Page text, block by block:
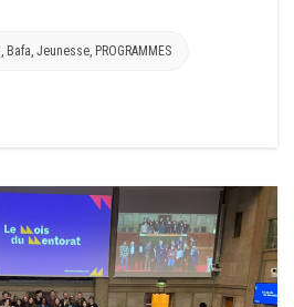
, Bafa, Jeunesse, PROGRAMMES